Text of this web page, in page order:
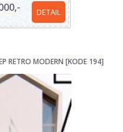
DETAIL
RETRO MODERN [KODE 194]